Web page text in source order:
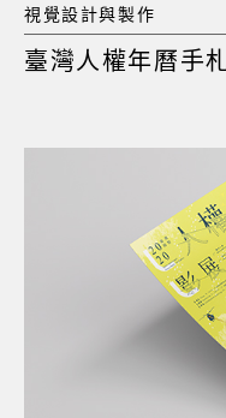
視覺設計與製作
臺灣人權年曆手